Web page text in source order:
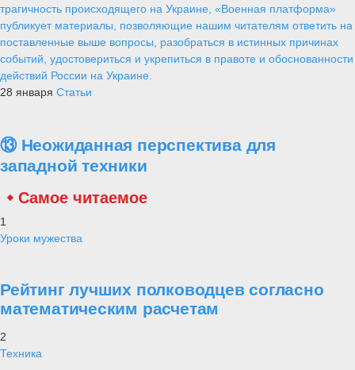
трагичность происходящего на Украине, «Военная платформа»
публикует материалы, позволяющие нашим читателям ответить на
поставленные выше вопросы, разобраться в истинных причинах
событий, удостовериться и укрепиться в правоте и обоснованности
действий России на Украине.
28 января Статьи
⑬ Неожиданная перспектива для
западной техники
Самое читаемое
1
Уроки мужества
Рейтинг лучших полководцев согласно
математическим расчетам
2
Техника